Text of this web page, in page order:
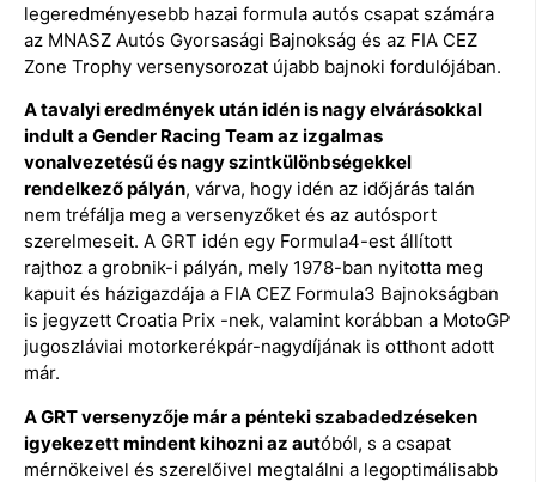
legeredményesebb hazai formula autós csapat számára
az MNASZ Autós Gyorsasági Bajnokság és az FIA CEZ
Zone Trophy versenysorozat újabb bajnoki fordulójában.
A tavalyi eredmények után idén is nagy elvárásokkal
indult a Gender Racing Team az izgalmas
vonalvezetésű és nagy szintkülönbségekkel
rendelkező pályán, várva, hogy idén az időjárás talán
nem tréfálja meg a versenyzőket és az autósport
szerelmeseit. A GRT idén egy Formula4-est állított
rajthoz a grobnik-i pályán, mely 1978-ban nyitotta meg
kapuit és házigazdája a FIA CEZ Formula3 Bajnokságban
is jegyzett Croatia Prix -nek, valamint korábban a MotoGP
jugoszláviai motorkerékpár-nagydíjának is otthont adott
már.
A GRT versenyzője már a pénteki szabadedzéseken
igyekezett mindent kihozni az autóból, s a csapat
mérnökeivel és szerelőivel megtalálni a legoptimálisabb